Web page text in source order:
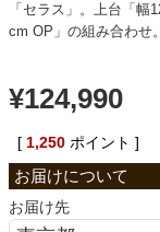
食器棚・キ
収納家具
「セラス」。上台「
cm OP」の組み合わせ。
¥124,990
[ 1,250 ポイント ]
お届け先